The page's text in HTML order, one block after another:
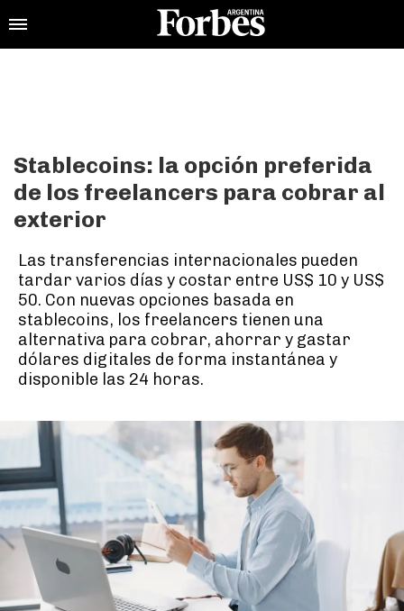
Stablecoins: la opción preferida
de los freelancers para cobrar al
exterior
Las transferencias internacionales pueden
tardar varios días y costar entre US$ 10 y US$
50. Con nuevas opciones basada en
stablecoins, los freelancers tienen una
alternativa para cobrar, ahorrar y gastar
dólares digitales de forma instantánea y
disponible las 24 horas.